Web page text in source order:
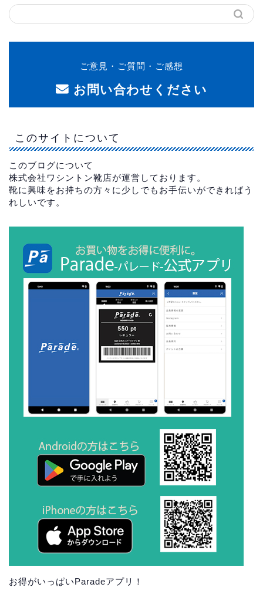
ご意見・ご質問・ご感想
お問い合わせください
このサイトについて
このブログについて
株式会社ワシントン靴店が運営しております。
靴に興味をお持ちの方々に少しでもお手伝いができればう
れしいです。
お得がいっぱいParadeアプリ！